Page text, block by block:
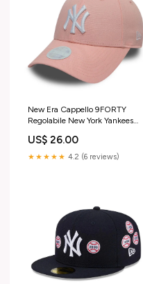
New Era Cappello 9FORTY
Regolabile New York Yankees
Taglia:OSFA
US$ 26.00
★★★★★ 4.2 (6 reviews)